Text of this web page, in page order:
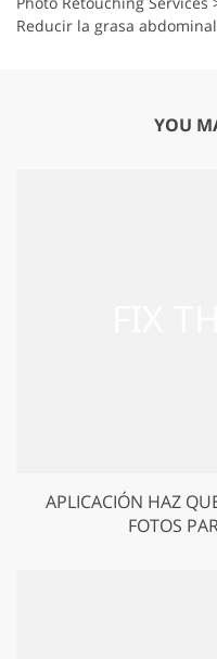
Reducir la grasa
YOU
APLICACIÓN HAZ
FOTOS